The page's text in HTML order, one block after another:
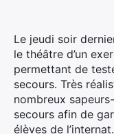
Le jeudi soir
le théâtre d’un
permettant de
secours. Très
nombreux
secours afin de
élèves de